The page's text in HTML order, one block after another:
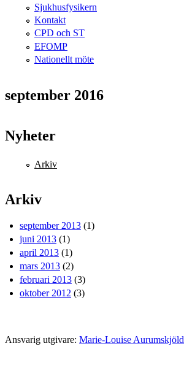
Sjukhusfysikern
Kontakt
CPD och ST
EFOMP
Nationellt möte
september 2016
Nyheter
Arkiv
Arkiv
september 2013 (1)
juni 2013 (1)
april 2013 (1)
mars 2013 (2)
februari 2013 (3)
oktober 2012 (3)
Ansvarig utgivare: Marie-Louise Aurumskjöld